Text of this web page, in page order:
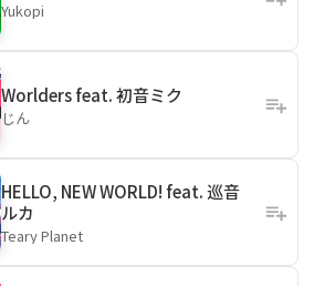
Yukopi
Worlders feat. 初音ミク
じん
HELLO, NEW WORLD! feat. 巡音
ルカ
Teary Planet